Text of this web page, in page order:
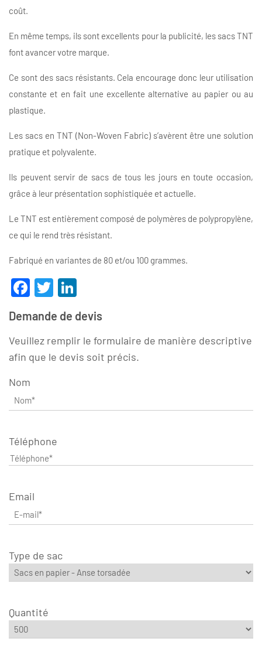
coût.
En même temps, ils sont excellents pour la publicité, les sacs TNT
font avancer votre marque.
Ce sont des sacs résistants. Cela encourage donc leur utilisation
constante et en fait une excellente alternative au papier ou au
plastique.
Les sacs en TNT (Non-Woven Fabric) s’avèrent être une solution
pratique et polyvalente.
Ils peuvent servir de sacs de tous les jours en toute occasion,
grâce à leur présentation sophistiquée et actuelle.
Le TNT est entièrement composé de polymères de polypropylène,
ce qui le rend très résistant.
Fabriqué en variantes de 80 et/ou 100 grammes.
Facebook
Twitter
Demande de devis
Veuillez remplir le formulaire de manière descriptive
afin que le devis soit précis.
Nom
Téléphone
Email
Type de sac
Quantité